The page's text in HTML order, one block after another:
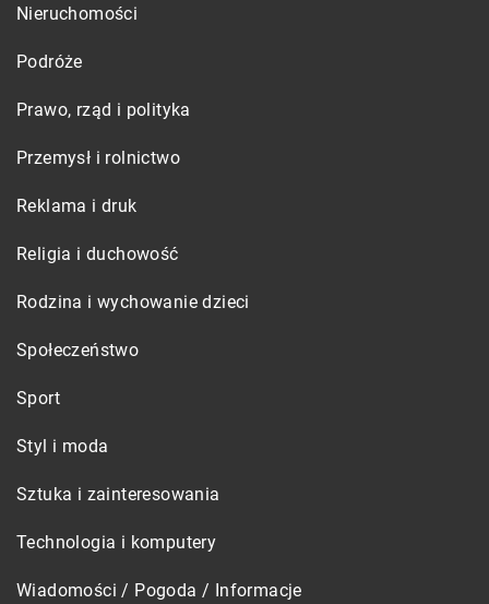
Nieruchomości
Podróże
Prawo, rząd i polityka
Przemysł i rolnictwo
Reklama i druk
Religia i duchowość
Rodzina i wychowanie dzieci
Społeczeństwo
Sport
Styl i moda
Sztuka i zainteresowania
Technologia i komputery
Wiadomości / Pogoda / Informacje